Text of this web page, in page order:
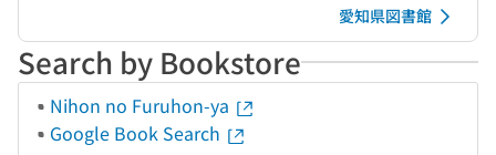
愛知県図書館
Search by Bookstore
Nihon no Furuhon-ya
Google Book Search